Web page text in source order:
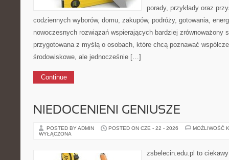
porady, przykłady oraz
codziennych wyborów, domu, zakupów, podróży, gotowania,
nowoczesnych rozwiązań wspierających bardziej zrównoważony
przygotowana z myślą o osobach, które chcą poznawać
środowiskowe, ale jednocześnie […]
Continue
NIEDOCENIENI GENIUSZE
POSTED BY ADMIN POSTED ON CZE - 22 - 2026
MOŻLIWOŚĆ
WYŁĄCZONA
zsbelecin.edu.pl to